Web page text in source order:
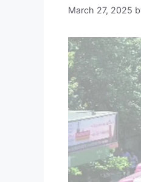
March 27, 2025